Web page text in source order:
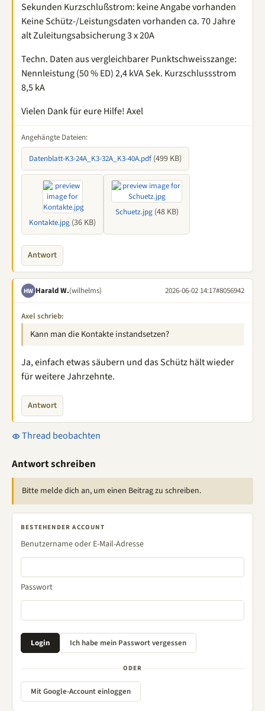
Sekunden Kurzschlußstrom: keine Angabe vorhanden
Keine Schütz-/Leistungsdaten vorhanden ca. 70 Jahre
alt Zuleitungsabsicherung 3 x 20A
Techn. Daten aus vergleichbarer Punktschweisszange:
Nennleistung (50 % ED) 2,4 kVA Sek. Kurzschlussstrom
8,5 kA
Vielen Dank für eure Hilfe! Axel
Angehängte Dateien:
Datenblatt-K3-24A_K3-32A_K3-40A.pdf (499 KB)
Kontakte.jpg (36 KB)
Schuetz.jpg(48 KB)
Antwort
HW Harald W.(wilhelms) 2026-06-02 14:17#8056942
Axel schrieb:
Kann man die Kontakte instandsetzen?
Ja, einfach etwas säubern und das Schütz hält wieder
für weitere Jahrzehnte.
Antwort
Thread beobachten
Antwort schreiben
Bitte melde dich an, um einen Beitrag zu schreiben.
BESTEHENDER ACCOUNT
Benutzername oder E-Mail-Adresse
Passwort
ODER
Mit Google-Account einloggen